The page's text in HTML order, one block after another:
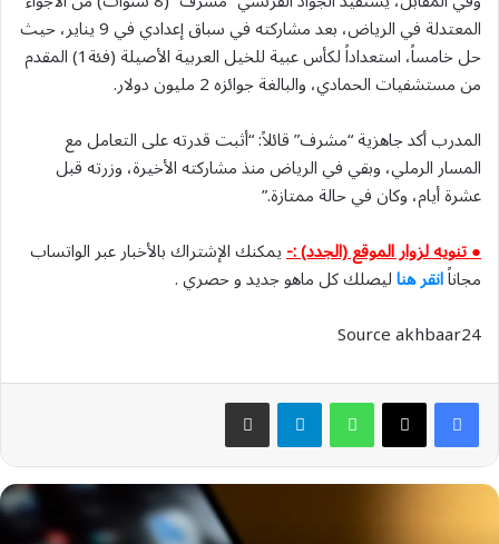
المعتدلة في الرياض، بعد مشاركته في سباق إعدادي في 9 يناير، حيث
حل خامساً، استعداداً لكأس عبية للخيل العربية الأصيلة (فئة1) المقدم
من مستشفيات الحمادي، والبالغة جوائزه 2 مليون دولار.
المدرب أكد جاهزية “مشرف” قائلاً: “أثبت قدرته على التعامل مع
المسار الرملي، وبقي في الرياض منذ مشاركته الأخيرة، وزرته قبل
عشرة أيام، وكان في حالة ممتازة.”
● تنويه لزوار الموقع (الجدد) :-يمكنك الإشتراك بالأخبار عبر الواتساب
مجاناًانقر هناليصلك كل ماهو جديد و حصري .
Source akhbaar24
واتسابتيلقرام مشاركة عبر البريد